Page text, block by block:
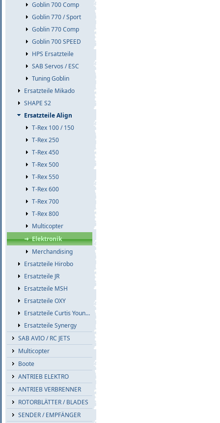
Goblin 700 Comp
Goblin 770 / Sport
Goblin 770 Comp
Goblin 700 SPEED
HPS Ersatzteile
SAB Servos / ESC
Tuning Goblin
Ersatzteile Mikado
SHAPE S2
Ersatzteile Align
T-Rex 100 / 150
T-Rex 250
T-Rex 450
T-Rex 500
T-Rex 550
T-Rex 600
T-Rex 700
T-Rex 800
Multicopter
Elektronik
Merchandising
Ersatzteile Hirobo
Ersatzteile JR
Ersatzteile MSH
Ersatzteile OXY
Ersatzteile Curtis Youngblood
Ersatzteile Synergy
SAB AVIO / RC JETS
Multicopter
Boote
ANTRIEB ELEKTRO
ANTRIEB VERBRENNER
ROTORBLÄTTER / BLADES
SENDER / EMPFÄNGER